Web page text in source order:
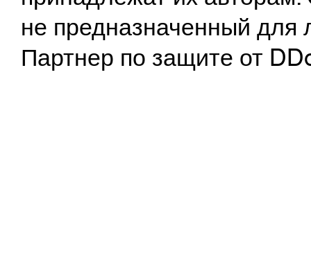
не предназначенный
Партнер по защите от